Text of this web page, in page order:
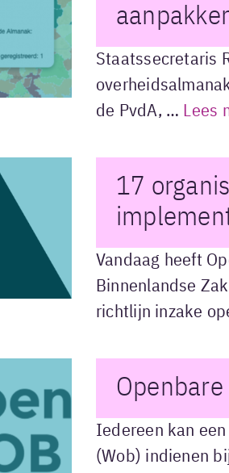
Staatssecretaris
de PvdA, … Lees
17
Vandaag heeft
Binnenlandse
richtlijn inzake
Iedereen kan
(Wob) indienen